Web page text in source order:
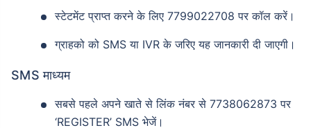
स्टेटमेंट प्राप्त करने के लिए 7799022708 पर कॉल करें।
ग्राहको को SMS या IVR के जरिए यह जानकारी दी जाएगी।
SMS माध्यम
सबसे पहले अपने खाते से लिंक नंबर से 7738062873 पर
‘REGISTER’ SMS भेजें।